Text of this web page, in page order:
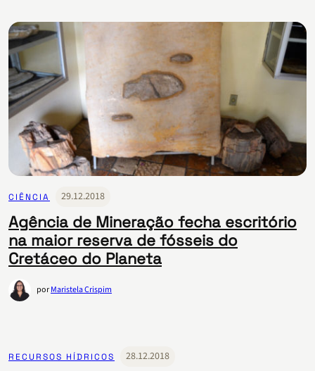
CIÊNCIA 29.12.2018
Agência de Mineração fecha escritório
na maior reserva de fósseis do
Cretáceo do Planeta
porMaristela Crispim
RECURSOS HÍDRICOS 28.12.2018